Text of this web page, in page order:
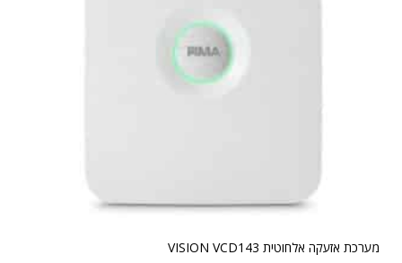
מערכת אזעקה אלחוטית VISION VCD143